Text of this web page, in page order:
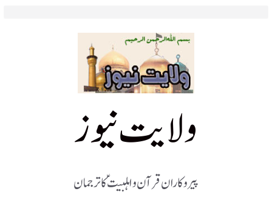
ولایت نیوز
پیروکاران قرآن و اہلبیت ؑ کا ترجمان